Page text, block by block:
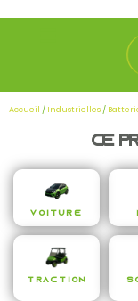
Accueil / Industrielles /
Ce
Voiture
Traction